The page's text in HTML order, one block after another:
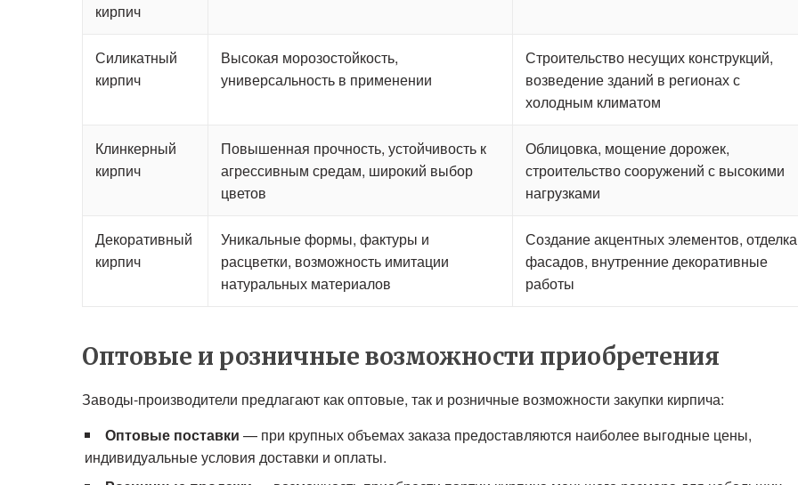
кирпич
Силикатный
кирпич
Высокая морозостойкость,
универсальность в применении
Строительство несущих конструкций,
возведение зданий в регионах с
холодным климатом
Клинкерный
кирпич
Повышенная прочность, устойчивость к
агрессивным средам, широкий выбор
цветов
Облицовка, мощение дорожек,
строительство сооружений с высокими
нагрузками
Декоративный
кирпич
Уникальные формы, фактуры и
расцветки, возможность имитации
натуральных материалов
Создание акцентных элементов, отделка
фасадов, внутренние декоративные
работы
Оптовые и розничные возможности приобретения
Заводы-производители предлагают как оптовые, так и розничные возможности закупки кирпича:
Оптовые поставки — при крупных объемах заказа предоставляются наиболее выгодные цены,
индивидуальные условия доставки и оплаты.